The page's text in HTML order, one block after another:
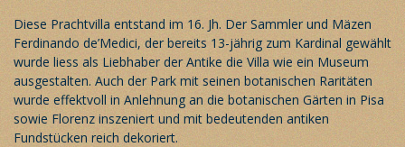
Diese Prachtvilla entstand im 16. Jh. Der Sammler und Mäzen
Ferdinando de’Medici, der bereits 13-jährig zum Kardinal gewählt
wurde liess als Liebhaber der Antike die Villa wie ein Museum
ausgestalten. Auch der Park mit seinen botanischen Raritäten
wurde effektvoll in Anlehnung an die botanischen Gärten in Pisa
sowie Florenz inszeniert und mit bedeutenden antiken
Fundstücken reich dekoriert.